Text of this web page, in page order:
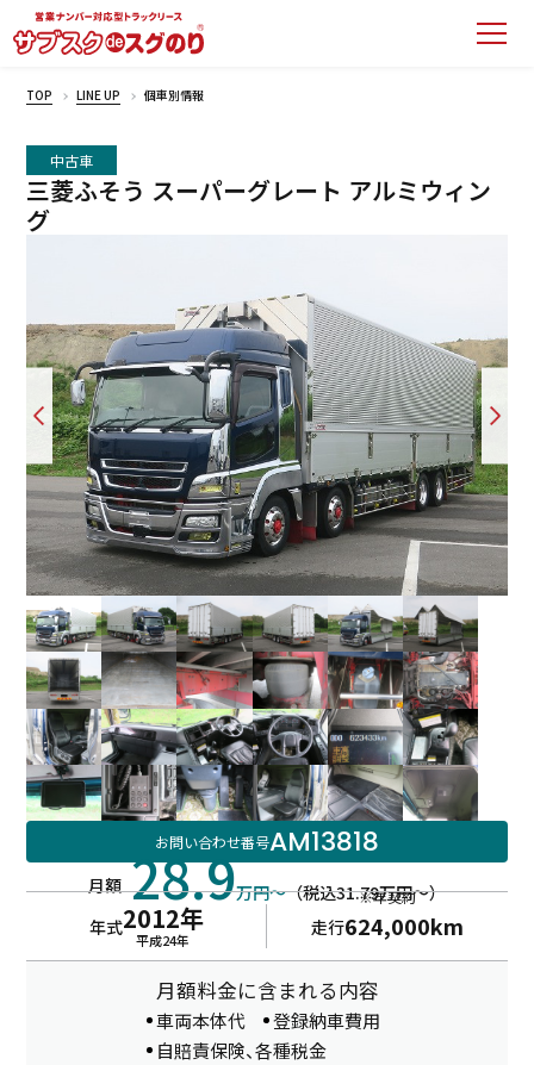
TOP LINE UP 個車別情報
中古車
三菱ふそう スーパーグレート アルミウィン
グ
お問い合わせ番号AM13818
月額 28.9万円～（税込31.79万円～）
※年契約
年式2012年
平成24年
走行624,000km
月額料金に含まれる内容
車両本体代
登録納車費用
自賠責保険、各種税金